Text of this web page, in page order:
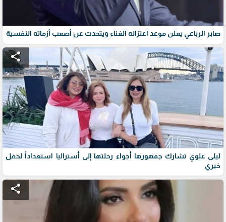
صابر الرباعي يعلن موعد اعتزاله الغناء ويتحدث عن أصعب أزماته النفسية
share
ليلى علوي تشارك جمهورها أجواء رحلتها إلى أستراليا استعداداً لحفل
خيري
share